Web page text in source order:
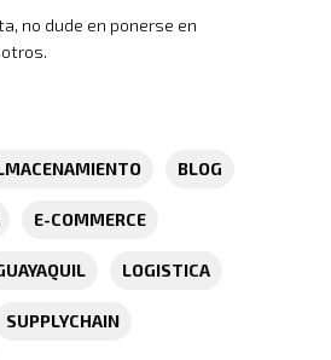
no dude en ponerse en
BLOG
E-COMMERCE
LOGISTICA
SUPPLYCHAIN
Productos
Logística Automotriz
Servicio En
Políticas De Seguridad
Nosotros